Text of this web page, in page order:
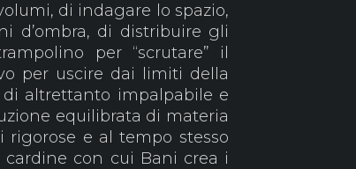
di indagare lo spazio,
d’ombra, di distribuire gli
per “scrutare” il
per uscire dai limiti della
altrettanto impalpabile e
equilibrata di materia
rigorose e al tempo stesso
con cui Bani crea i